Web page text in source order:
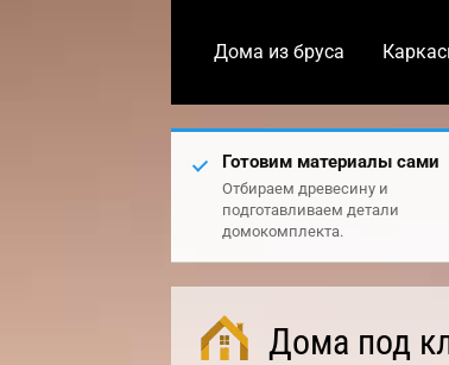
Дома из бруса
Готовим материалы сами
Отбираем древесину и
подготавливаем детали
домокомплекта.
Дома под